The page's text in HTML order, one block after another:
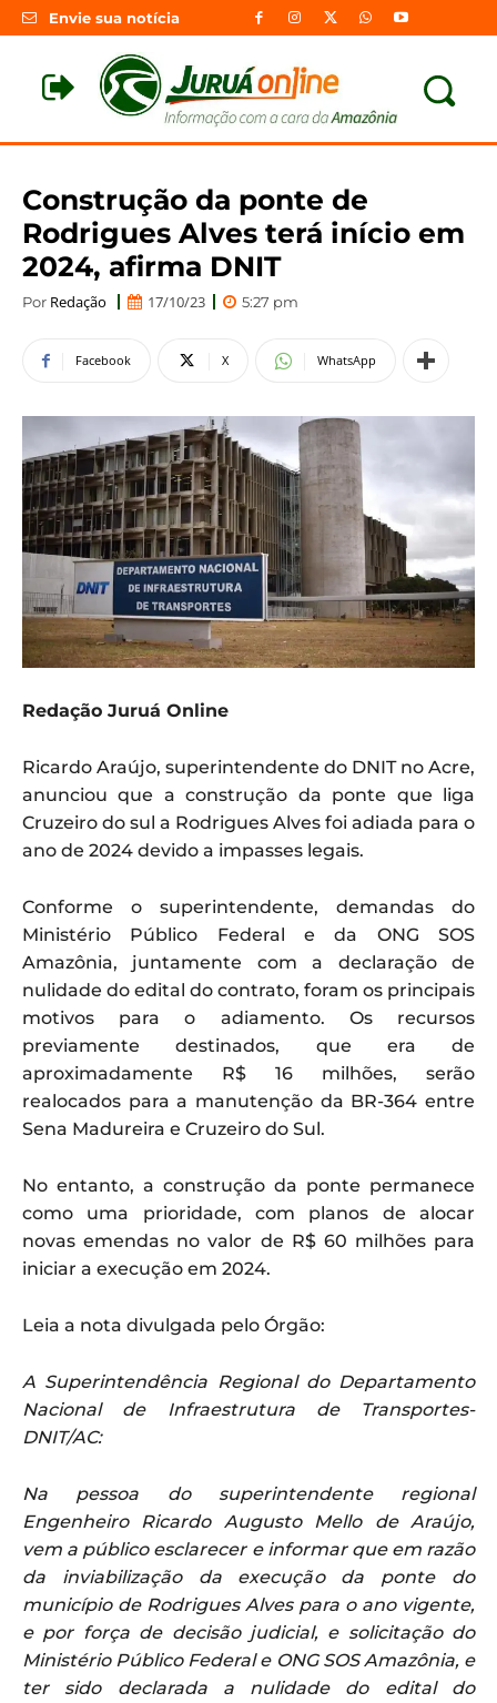
Envie sua notícia
Construção da ponte de
Rodrigues Alves terá início em
2024, afirma DNIT
Por Redação 17/10/23 5:27 pm
Facebook X WhatsApp
Redação Juruá Online
Ricardo Araújo, superintendente do DNIT no Acre,
anunciou que a construção da ponte que liga
Cruzeiro do sul a Rodrigues Alves foi adiada para o
ano de 2024 devido a impasses legais.
Conforme o superintendente, demandas do
Ministério Público Federal e da ONG SOS
Amazônia, juntamente com a declaração de
nulidade do edital do contrato, foram os principais
motivos para o adiamento. Os recursos
previamente destinados, que era de
aproximadamente R$ 16 milhões, serão
realocados para a manutenção da BR-364 entre
Sena Madureira e Cruzeiro do Sul.
No entanto, a construção da ponte permanece
como uma prioridade, com planos de alocar
novas emendas no valor de R$ 60 milhões para
iniciar a execução em 2024.
Leia a nota divulgada pelo Órgão:
A Superintendência Regional do Departamento
Nacional de Infraestrutura de Transportes-
DNIT/AC:
Na pessoa do superintendente regional
Engenheiro Ricardo Augusto Mello de Araújo,
vem a público esclarecer e informar que em razão
da inviabilização da execução da ponte do
município de Rodrigues Alves para o ano vigente,
e por força de decisão judicial, e solicitação do
Ministério Público Federal e ONG SOS Amazônia, e
ter sido declarada a nulidade do edital do